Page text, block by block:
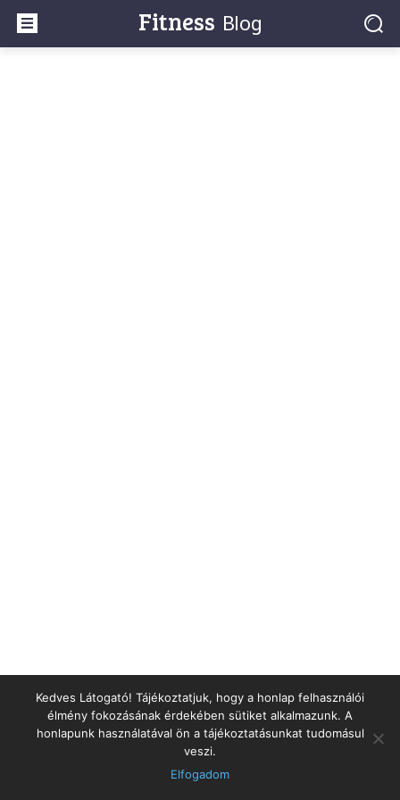
Fitness Blog
Kedves Látogató! Tájékoztatjuk, hogy a honlap felhasználói
élmény fokozásának érdekében sütiket alkalmazunk. A
honlapunk használatával ön a tájékoztatásunkat tudomásul
veszi.
Elfogadom